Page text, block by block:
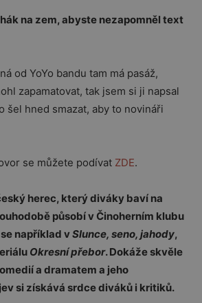
na zem, abyste nezapomněl text
od YoYo bandu tam má pasáž,
zapamatovat, tak jsem si ji napsal
šel hned smazat, aby to novináři
se můžete podívat ZDE.
herec, který diváky baví na
působí v Činoherním klubu
například vSlunce, seno, jahody,
Okresní přebor. Dokáže skvěle
a dramatem a jeho
si získává srdce diváků i kritiků.